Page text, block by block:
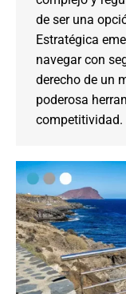
de ser una
Estratégica
navegar con
derecho de un
poderosa
competitividad.